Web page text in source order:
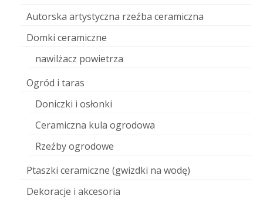
Autorska artystyczna rzeźba ceramiczna
Domki ceramiczne
nawilżacz powietrza
Ogród i taras
Doniczki i osłonki
Ceramiczna kula ogrodowa
Rzeźby ogrodowe
Ptaszki ceramiczne (gwizdki na wodę)
Dekoracje i akcesoria